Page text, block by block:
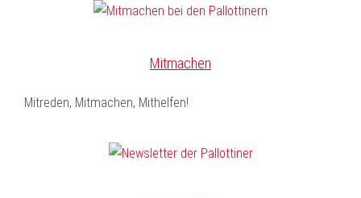
Mitmachen
Mitreden, Mitmachen, Mithelfen!